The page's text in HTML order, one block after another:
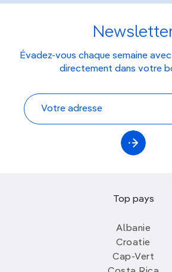
Évadez-vous chaque semaine
directement dans votre
Top pays
Albanie
Croatie
Cap-Vert